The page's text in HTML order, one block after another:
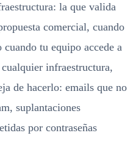
la que valida
comercial, cuando
tu equipo accede a
infraestructura,
de hacerlo: emails que no
suplantaciones
por contraseñas